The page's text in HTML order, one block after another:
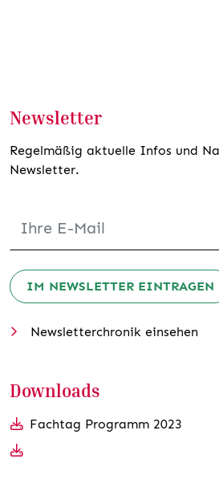
Newsletter
Regelmäßig aktuelle Infos und
Newsletter.
IM NEWSLETTER EINTRAGEN
Newsletterchronik einsehen
Downloads
Fachtag Programm 2023